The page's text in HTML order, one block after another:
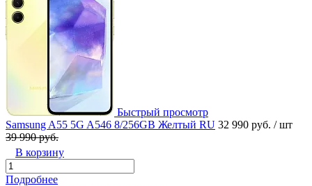
Быстрый просмотр
Samsung A55 5G A546 8/256GB Желтый RU 32 990 руб. / шт
39 990 руб.
В корзину
Подробнее